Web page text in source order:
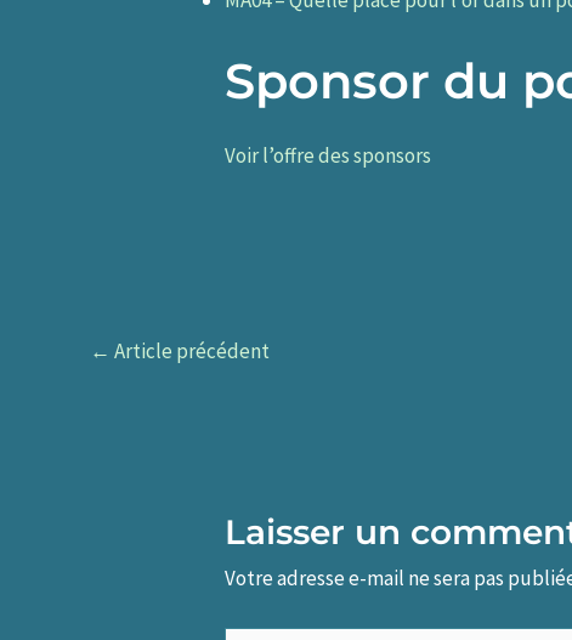
Sponsor du
Voir l’offre des sponsors
← Article précédent
Laisser un
Votre adresse e-mail ne sera pas